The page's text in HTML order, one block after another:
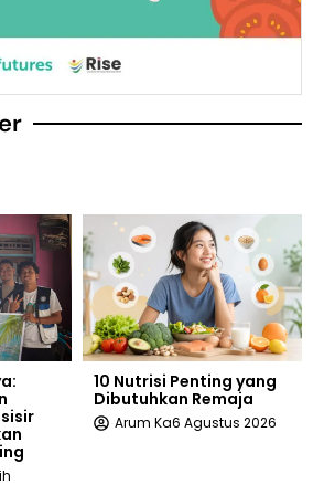
10 Nutrisi Penting yang
Dibutuhkan Remaja
Arum Ka6 Agustus 2026